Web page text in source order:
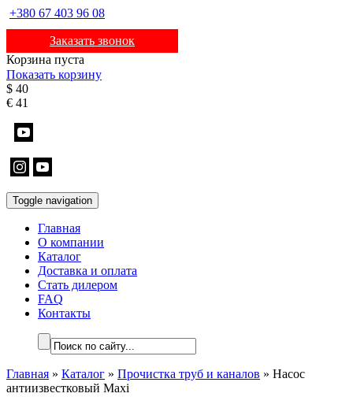
+380 67 403 96 08
Заказать звонок
Корзина пуста
Показать корзину
$ 40
€ 41
Toggle navigation
Главная
О компании
Каталог
Доставка и оплата
Стать дилером
FAQ
Контакты
Главная » Каталог » Прочистка труб и каналов » Насос
антиизвестковый Maxi